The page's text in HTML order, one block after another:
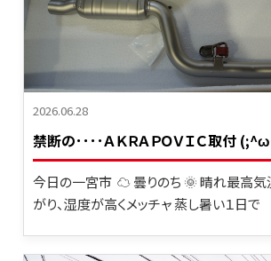
2026.06.28
禁断の････ＡＫＲＡＰＯＶＩＣ取付
今日の一宮市 ☁ 曇りのち 🌞 晴れ最高気
がり、湿度が高くメッチャ 蒸し暑い１日で